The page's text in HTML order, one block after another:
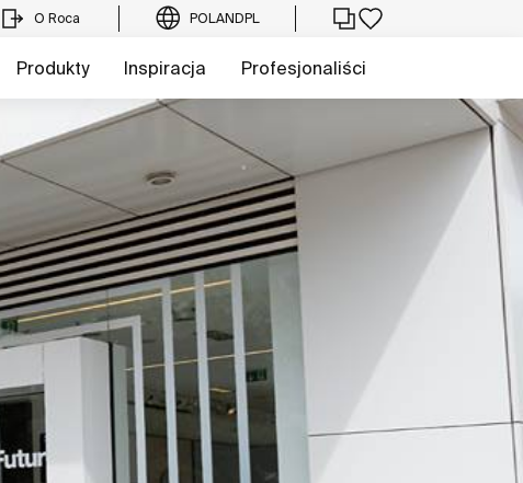
O Roca POLANDPL
Produkty Inspiracja Profesjonaliści